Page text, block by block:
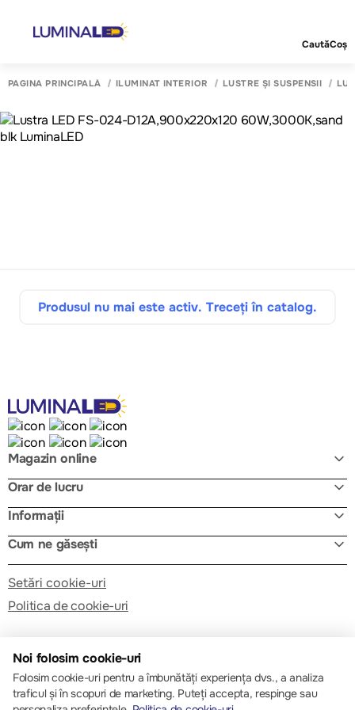
CautăCoș
PAGINA PRINCIPALĂ ILUMINAT INTERIOR LUSTRE ȘI SUSPENSII
Produsul nu mai este activ. Treceți în catalog.
Magazin online
Orar de lucru
Informații
Cum ne găsești
Setări cookie-uri
Politica de cookie-uri
© 2013 – 2026 ECOM
Noi folosim cookie-uri
Folosim cookie-uri pentru a îmbunătăți experiența dvs., a analiza
traficul și în scopuri de marketing. Puteți accepta, respinge sau